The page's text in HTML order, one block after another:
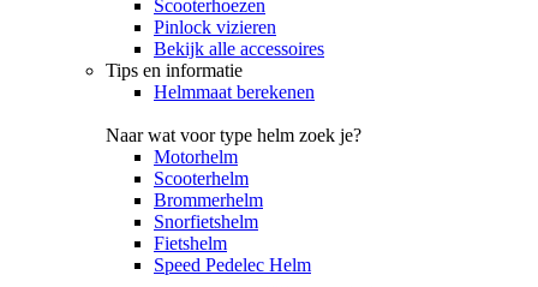
Scooterhoezen
Pinlock vizieren
Bekijk alle accessoires
Tips en informatie
Helmmaat berekenen
Naar wat voor type helm zoek je?
Motorhelm
Scooterhelm
Brommerhelm
Snorfietshelm
Fietshelm
Speed Pedelec Helm